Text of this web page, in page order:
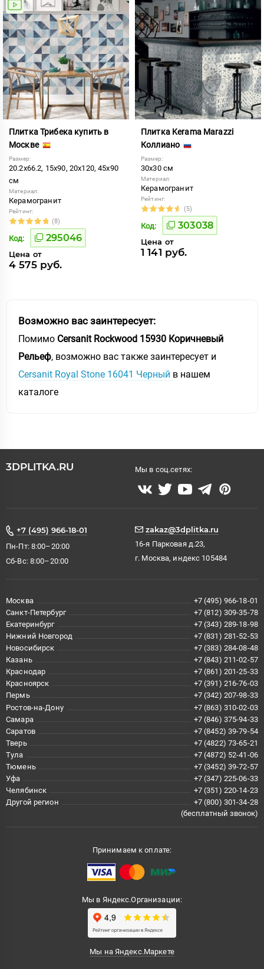
Плитка Трибека купить в
Москве
Размер:
20.2x66.2, 15x90, 20x120, 45x90
см
Материал:
Керамогранит
Рейтинг:
(8)
Код: 295046
Цена от
4 575 руб.
Плитка Kerama Marazzi
Коллиано
Размер:
30x30 см
Материал:
Керамогранит
Рейтинг:
(5)
Код: 303038
Цена от
1 141 руб.
Возможно вас заинтересует:
Помимо Cersanit Rockwood 15930 Коричневый
Рельеф, возможно вас также заинтересует и
Cersanit Royal Stone 16041 Черный в нашем
каталоге
3DPLITKA.RU Мы в соц.сетях:
+7 (495) 966-18-01
Пн-Пт: 8:00–20:00
Сб-Вс: 8:00–20:00
zakaz@3dplitka.ru
16-я Парковая д.23,
г. Москва, индекс 105484
Москва
+7 (495) 966-18-01
Санкт-Петербург
+7 (812) 309-35-78
Екатеринбург
+7 (343) 289-18-98
Нижний Новгород
+7 (831) 281-52-53
Новосибирск
+7 (383) 284-08-48
Казань
+7 (843) 211-02-57
Краснодар
+7 (861) 201-25-33
Красноярск
+7 (391) 216-76-03
Пермь
+7 (342) 207-98-33
Ростов-на-Дону
+7 (863) 310-02-03
Самара
+7 (846) 375-94-33
Саратов
+7 (8452) 39-79-54
Тверь
+7 (4822) 73-65-21
Тула
+7 (4872) 52-41-06
Тюмень
+7 (3452) 39-72-57
Уфа
+7 (347) 225-06-33
Челябинск
+7 (351) 220-14-23
Другой регион
+7 (800) 301-34-28
(бесплатный звонок)
Принимаем к оплате:
Мы в Яндекс.Организации:
Мы на Яндекс.Маркете